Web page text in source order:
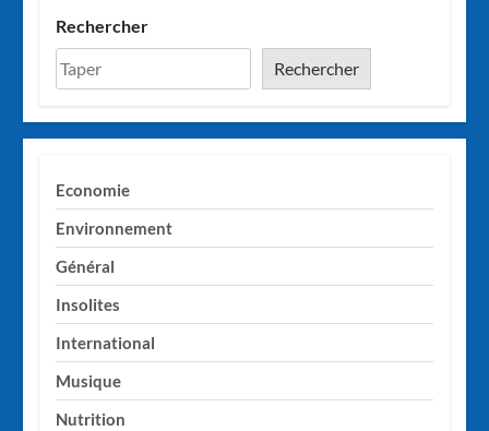
Rechercher
Rechercher
Economie
Environnement
Général
Insolites
International
Musique
Nutrition